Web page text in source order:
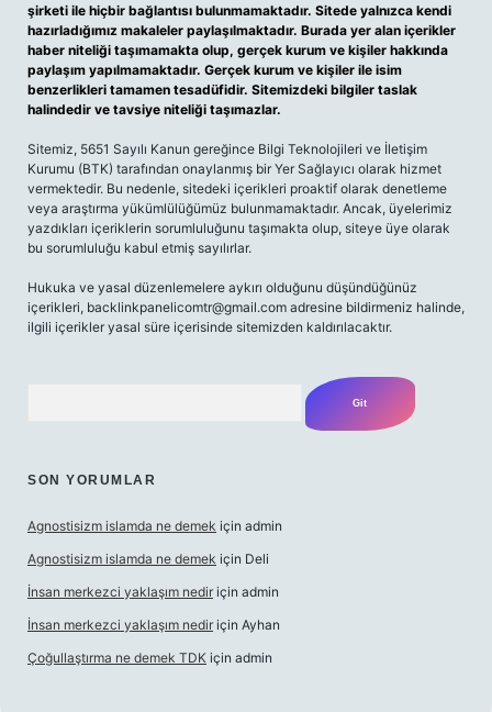
şirketi ile hiçbir bağlantısı bulunmamaktadır. Sitede yalnızca kendi
hazırladığımız makaleler paylaşılmaktadır. Burada yer alan içerikler
haber niteliği taşımamakta olup, gerçek kurum ve kişiler hakkında
paylaşım yapılmamaktadır. Gerçek kurum ve kişiler ile isim
benzerlikleri tamamen tesadüfidir. Sitemizdeki bilgiler taslak
halindedir ve tavsiye niteliği taşımazlar.
Sitemiz, 5651 Sayılı Kanun gereğince Bilgi Teknolojileri ve İletişim
Kurumu (BTK) tarafından onaylanmış bir Yer Sağlayıcı olarak hizmet
vermektedir. Bu nedenle, sitedeki içerikleri proaktif olarak denetleme
veya araştırma yükümlülüğümüz bulunmamaktadır. Ancak, üyelerimiz
yazdıkları içeriklerin sorumluluğunu taşımakta olup, siteye üye olarak
bu sorumluluğu kabul etmiş sayılırlar.
Hukuka ve yasal düzenlemelere aykırı olduğunu düşündüğünüz
içerikleri, backlinkpanelicomtr@gmail.com adresine bildirmeniz halinde,
ilgili içerikler yasal süre içerisinde sitemizden kaldırılacaktır.
SON YORUMLAR
Agnostisizm islamda ne demek için admin
Agnostisizm islamda ne demek için Deli
İnsan merkezci yaklaşım nedir için admin
İnsan merkezci yaklaşım nedir için Ayhan
Çoğullaştırma ne demek TDK için admin